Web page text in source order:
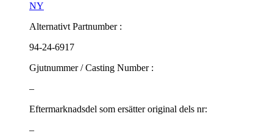
NY
Alternativt Partnumber :
94-24-6917
Gjutnummer / Casting Number :
–
Eftermarknadsdel som ersätter original dels nr:
–